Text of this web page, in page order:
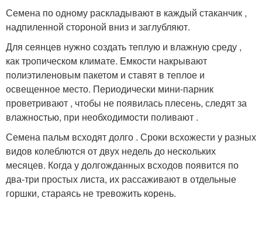
Семена по одному раскладывают в каждый стаканчик ,
надпиленной стороной вниз и заглубляют.
Для сеянцев нужно создать теплую и влажную среду ,
как тропическом климате. Емкости накрывают
полиэтиленовым пакетом и ставят в теплое и
освещенное место. Периодически мини-парник
проветривают , чтобы не появилась плесень, следят за
влажностью, при необходимости поливают .
Семена пальм всходят долго . Сроки всхожести у разных
видов колеблются от двух недель до нескольких
месяцев. Когда у долгожданных всходов появится по
два-три простых листа, их рассаживают в отдельные
горшки, стараясь не тревожить корень.